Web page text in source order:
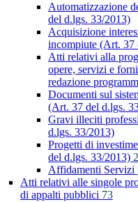
Automatizzazione
del d.lgs. 33/2013)
Acquisizione
incompiute (Art. 37
Atti relativi alla
opere, servizi e
redazione
Documenti sul
(Art. 37 del d.lgs.
Gravi illeciti
d.lgs. 33/2013)
Progetti di
del d.lgs. 33/2013) 2
Affidamenti
Atti relativi alle singole
di appalti pubblici 73